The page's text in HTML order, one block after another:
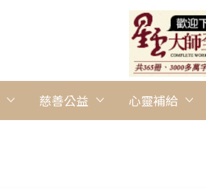
慈善公益 心靈補給